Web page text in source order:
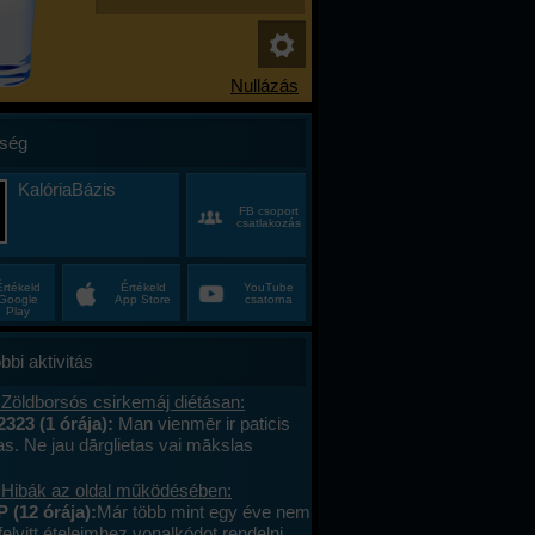
KalóriaBázis
FB csoport
csatlakozás
Play
Értékeld
App Store
YouTube
csatorna
aktivitás
csirkemáj diétásan:
(1 órája): Man vienmēr ir paticis
Ne jau dārglietas vai mākslas
vērtības – stikla pērlītes no vecām
atradu lietotāju tirgū, koku lapas,
starp grāmatu lapām, un dažādas
az oldal működésében:
(12 órája):Már több mint egy éve nem